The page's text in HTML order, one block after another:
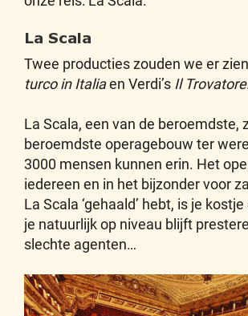
La Scala
Twee producties zouden we er
turco in Italiaen Verdi’s Il Trovatore
La Scala, een van de beroemdste,
beroemdste operagebouw ter
3000 mensen kunnen erin. Het
iedereen en in het bijzonder voor
La Scala ‘gehaald’ hebt, is je
je natuurlijk op niveau blijft
slechte agenten…